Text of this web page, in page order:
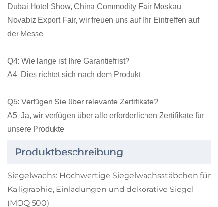
Dubai Hotel Show, China Commodity Fair Moskau,
Novabiz Export Fair, wir freuen uns auf Ihr Eintreffen auf
der Messe
Q4: Wie lange ist Ihre Garantiefrist?
A4: Dies richtet sich nach dem Produkt
Q5: Verfügen Sie über relevante Zertifikate?
A5: Ja, wir verfügen über alle erforderlichen Zertifikate für
unsere Produkte
Produktbeschreibung
Siegelwachs: Hochwertige Siegelwachsstäbchen für
Kalligraphie, Einladungen und dekorative Siegel
(MOQ 500)